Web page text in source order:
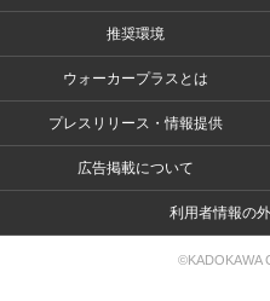
推奨環境
ウォーカープラスとは
プレスリリース・情報提供
広告掲載について
利用者情報の
©KADOKAWA